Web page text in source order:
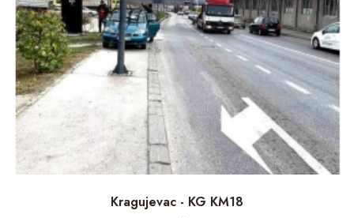
Kragujevac - KG KM18